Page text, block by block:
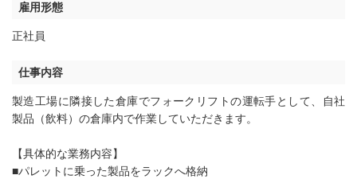
雇用形態
正社員
仕事内容
製造工場に隣接した倉庫でフォークリフトの運転手として、自社
製品（飲料）の倉庫内で作業していただきます。
【具体的な業務内容】
■パレットに乗った製品をラックへ格納